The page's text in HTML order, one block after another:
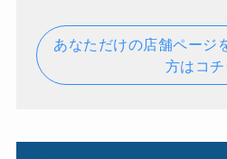
あなただけの店舗ページ
方はコチ